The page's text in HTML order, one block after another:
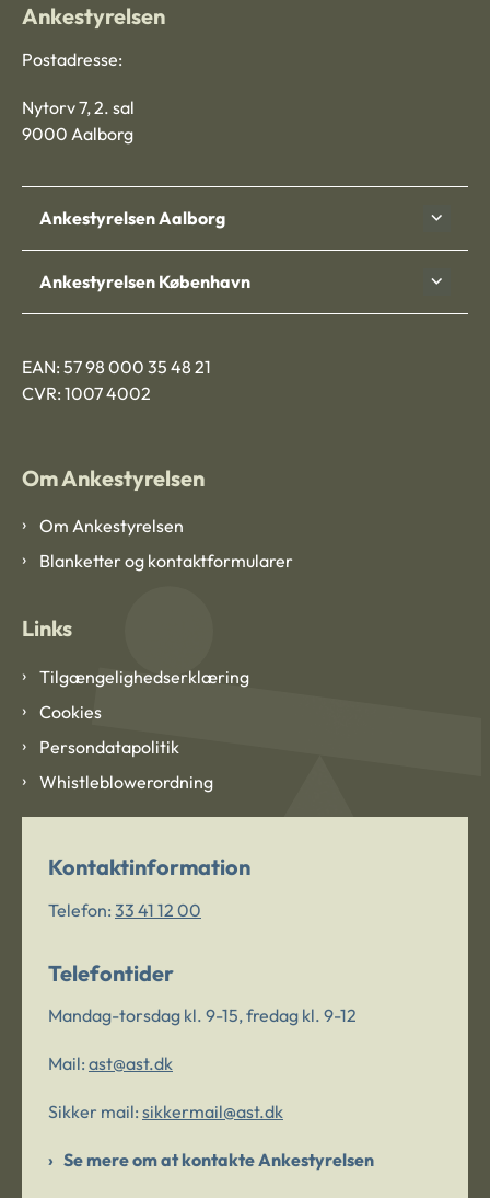
Ankestyrelsen
Postadresse:
Nytorv 7, 2. sal
9000 Aalborg
Ankestyrelsen Aalborg
Ankestyrelsen København
EAN: 57 98 000 35 48 21
CVR: 1007 4002
Om Ankestyrelsen
Om Ankestyrelsen
Blanketter og kontaktformularer
Links
Tilgængelighedserklæring
Cookies
Persondatapolitik
Whistleblowerordning
Kontaktinformation
Telefon: 33 41 12 00
Telefontider
Mandag-torsdag kl. 9-15, fredag kl. 9-12
Mail: ast@ast.dk
Sikker mail: sikkermail@ast.dk
Se mere om at kontakte Ankestyrelsen